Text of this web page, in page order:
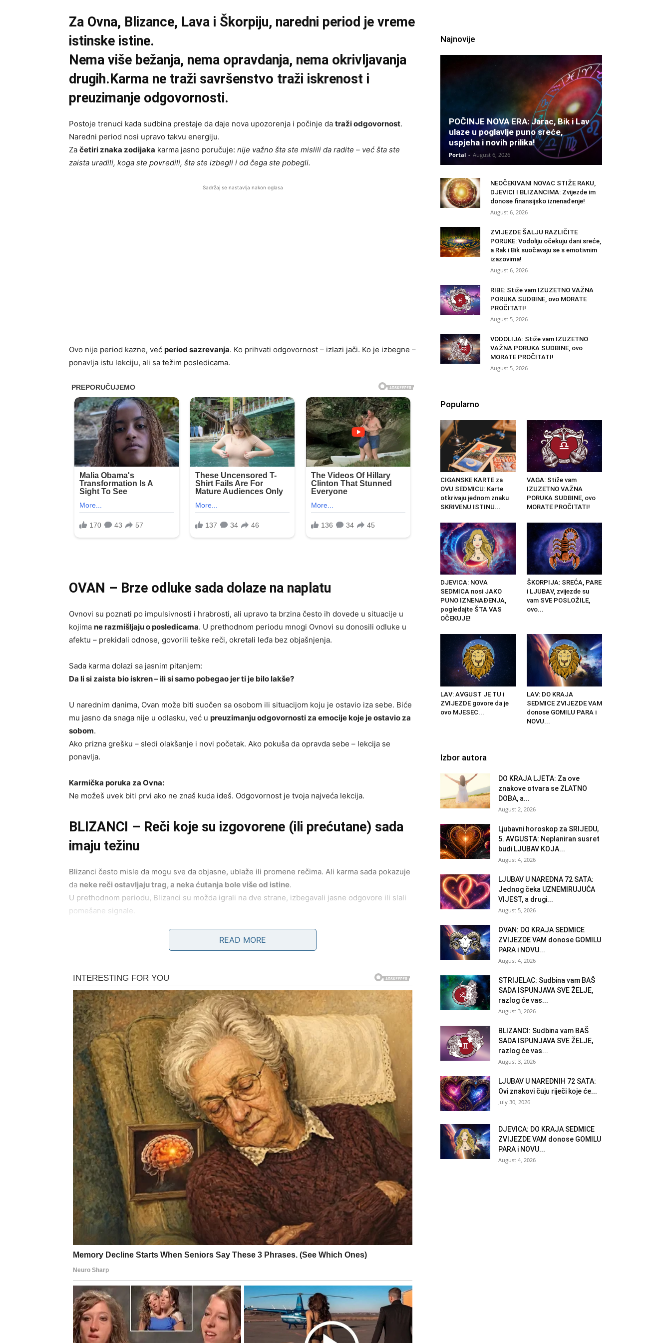
Za Ovna, Blizance, Lava i Škorpiju, naredni period je vreme
istinske istine.
Nema više bežanja, nema opravdanja, nema okrivljavanja
drugih.Karma ne traži savršenstvo traži iskrenost i
preuzimanje odgovornosti.
Postoje trenuci kada sudbina prestaje da daje nova upozorenja i počinje da traži odgovornost.
Naredni period nosi upravo takvu energiju.
Za četiri znaka zodijaka karma jasno poručuje: nije važno šta ste mislili da radite – već šta ste
zaista uradili, koga ste povredili, šta ste izbegli i od čega ste pobegli.
Sadržaj se nastavlja nakon oglasa
Ovo nije period kazne, već period sazrevanja. Ko prihvati odgovornost – izlazi jači. Ko je izbegne –
ponavlja istu lekciju, ali sa težim posledicama.
OVAN – Brze odluke sada dolaze na naplatu
Ovnovi su poznati po impulsivnosti i hrabrosti, ali upravo ta brzina često ih dovede u situacije u
kojima ne razmišljaju o posledicama. U prethodnom periodu mnogi Ovnovi su donosili odluke u
afektu – prekidali odnose, govorili teške reči, okretali leđa bez objašnjenja.
Sada karma dolazi sa jasnim pitanjem:
Da li si zaista bio iskren – ili si samo pobegao jer ti je bilo lakše?
U narednim danima, Ovan može biti suočen sa osobom ili situacijom koju je ostavio iza sebe. Biće
mu jasno da snaga nije u odlasku, već u preuzimanju odgovornosti za emocije koje je ostavio za
sobom.
Ako prizna grešku – sledi olakšanje i novi početak. Ako pokuša da opravda sebe – lekcija se
ponavlja.
Karmička poruka za Ovna:
Ne možeš uvek biti prvi ako ne znaš kuda ideš. Odgovornost je tvoja najveća lekcija.
BLIZANCI – Reči koje su izgovorene (ili prećutane) sada
imaju težinu
Blizanci često misle da mogu sve da objasne, ublaže ili promene rečima. Ali karma sada pokazuje
da neke reči ostavljaju trag, a neka ćutanja bole više od istine.
U prethodnom periodu, Blizanci su možda igrali na dve strane, izbegavali jasne odgovore ili slali
pomešane signale.
Sada dolazi vreme kada se od tebe traži jasnoća.
Neko očekuje odgovor. Neko očekuje objašnjenje. Neko očekuje priznanje.
Ako pokušaš da se izvučeš pričom – karma zatvara vrata.
Ako kažeš istinu, čak i kada nije prijatna –oslobađaš se velikog tereta.
Na emotivnom planu, Blizanci shvataju da nisu izgubili slobodu zbog odgovornosti – već da su
gubili ljude jer su bežali od nje.
Karmička poruka za Blizance:
Istina izgovorena na vreme spašava odnose. Istina izgovorena kasno – spašava tebe.
LAV – Ego više ne može biti izgovor
Lavovi su znak ponosa, dostojanstva i snažnog identiteta. Ali u poslednje vreme, mnogi Lavovi su
se skrivali iza ega kako bi izbegli suočavanje sa sopstvenim greškama.
Karma sada skida tu zaštitu.
U narednom periodu, Lav se suočava sa posledicama svojih postupaka – posebno u odnosima gde
je očekivao razumevanje, a nije ga pružao.
Možda si verovao da će neko uvek biti tu. Možda si mislio da imaš pravo na grešku bez posledica.
Sada shvataš:ljubav nije lojalnost bez granica.
Ako Lav prizna svoju ranjivost i grešku – karma mu vraća poštovanje i istinsku povezanost.
Ako ostane u ulozi žrtve – gubi ono što mu je najvažnije.
Karmička poruka za Lava:
Prava veličina nije u tome da te drugi prate – već da znaš kada treba da se izviniš.
READ MORE
Najnovije
POČINJE NOVA ERA: Jarac, Bik i Lav
ulaze u poglavlje puno sreće,
uspjeha i novih prilika!
Portal - August 6, 2026
NEOČEKIVANI NOVAC STIŽE RAKU,
DJEVICI I BLIZANCIMA: Zvijezde im
donose finansijsko iznenađenje!
August 6, 2026
ZVIJEZDE ŠALJU RAZLIČITE
PORUKE: Vodoliju očekuju dani sreće,
a Rak i Bik suočavaju se s emotivnim
izazovima!
August 6, 2026
RIBE: Stiže vam IZUZETNO VAŽNA
PORUKA SUDBINE, ovo MORATE
PROČITATI!
August 5, 2026
VODOLIJA: Stiže vam IZUZETNO
VAŽNA PORUKA SUDBINE, ovo
MORATE PROČITATI!
August 5, 2026
Popularno
CIGANSKE KARTE za
OVU SEDMICU: Karte
otkrivaju jednom znaku
SKRIVENU ISTINU...
VAGA: Stiže vam
IZUZETNO VAŽNA
PORUKA SUDBINE, ovo
MORATE PROČITATI!
DJEVICA: NOVA
SEDMICA nosi JAKO
PUNO IZNENAĐENJA,
pogledajte ŠTA VAS
OČEKUJE!
ŠKORPIJA: SREĆA, PARE
i LJUBAV, zvijezde su
vam SVE POSLOŽILE,
ovo...
LAV: AVGUST JE TU i
ZVIJEZDE govore da je
ovo MJESEC...
LAV: DO KRAJA
SEDMICE ZVIJEZDE VAM
donose GOMILU PARA i
NOVU...
Izbor autora
DO KRAJA LJETA: Za ove
znakove otvara se ZLATNO
DOBA, a...
August 2, 2026
Ljubavni horoskop za SRIJEDU,
5. AVGUSTA: Neplaniran susret
budi LJUBAV KOJA...
August 4, 2026
LJUBAV U NAREDNA 72 SATA:
Jednog čeka UZNEMIRUJUĆA
VIJEST, a drugi...
August 5, 2026
OVAN: DO KRAJA SEDMICE
ZVIJEZDE VAM donose GOMILU
PARA i NOVU...
August 4, 2026
STRIJELAC: Sudbina vam BAŠ
SADA ISPUNJAVA SVE ŽELJE,
razlog će vas...
August 3, 2026
BLIZANCI: Sudbina vam BAŠ
SADA ISPUNJAVA SVE ŽELJE,
razlog će vas...
August 3, 2026
LJUBAV U NAREDNIH 72 SATA:
Ovi znakovi čuju riječi koje će...
July 30, 2026
DJEVICA: DO KRAJA SEDMICE
ZVIJEZDE VAM donose GOMILU
PARA i NOVU...
August 4, 2026